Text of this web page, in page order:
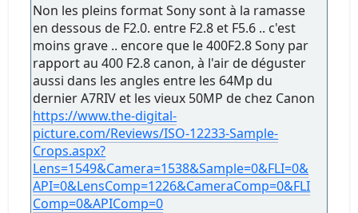
Non les pleins format Sony sont à la ramasse
en dessous de F2.0. entre F2.8 et F5.6 .. c'est
moins grave .. encore que le 400F2.8 Sony par
rapport au 400 F2.8 canon, à l'air de déguster
aussi dans les angles entre les 64Mp du
dernier A7RIV et les vieux 50MP de chez Canon
https://www.the-digital-
picture.com/Reviews/ISO-12233-Sample-
Crops.aspx?
Lens=1549&Camera=1538&Sample=0&FLI=0&
API=0&LensComp=1226&CameraComp=0&FLI
Comp=0&APIComp=0